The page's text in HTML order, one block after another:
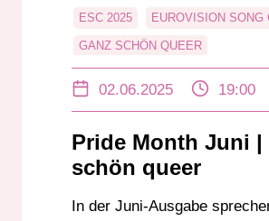
ESC 2025 EUROVISION SONG
GANZ SCHÖN QUEER
LEON EBERSMANN
QUEER­BEAUFTRAGTE
02.06.2025 19:00
Pride Month Juni |
schön queer
In der Juni-Ausgabe